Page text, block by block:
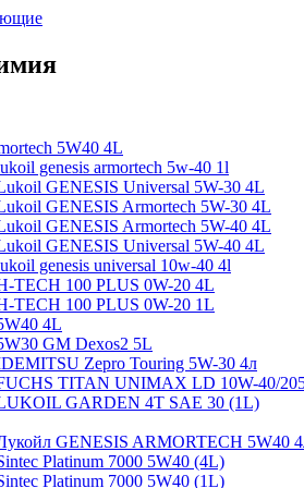
5W40 4L
genesis armortech 5w-40 1l
GENESIS Universal 5W-30 4L
GENESIS Armortech 5W-30 4L
GENESIS Armortech 5W-40 4L
GENESIS Universal 5W-40 4L
genesis universal 10w-40 4l
TECH 100 PLUS 0W-20 4L
TECH 100 PLUS 0W-20 1L
4L
GM Dexos2 5L
Zepro Touring 5W-30 4л
TITAN UNIMAX LD 10W-40/
GARDEN 4Т SAE 30 (1L)
GENESIS ARMORTECH 5W40
Platinum 7000 5W40 (4L)
Platinum 7000 5W40 (1L)